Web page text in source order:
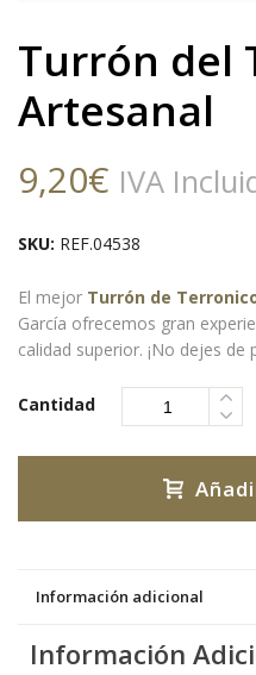
Turrón del
Artesanal
9,20€ IVA
SKU: REF.04538
El mejor Turrón de
García ofrecemos gran
calidad superior. ¡No dejes de
Cantidad
Información adicional
Información